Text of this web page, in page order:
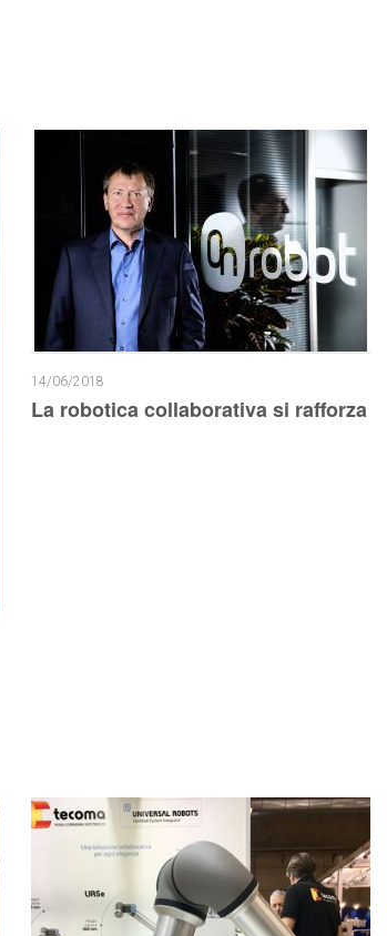
14/06/2018
La robotica collaborativa si rafforza